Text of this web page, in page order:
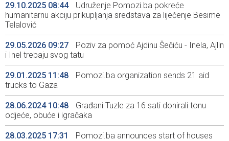
29.10.2025 08:44
Udruženje Pomozi.ba pokreće
humanitarnu akciju prikupljanja sredstava za liječenje Besime
Telalović
29.05.2026 09:27
Poziv za pomoć Ajdinu Šečiću - Inela, Ajlin
i Inel trebaju svog tatu
29.01.2025 11:48
Pomozi.ba organization sends 21 aid
trucks to Gaza
28.06.2024 10:48
Građani Tuzle za 16 sati donirali tonu
odjeće, obuće i igračaka
28.03.2025 17:31
Pomozi.ba announces start of houses